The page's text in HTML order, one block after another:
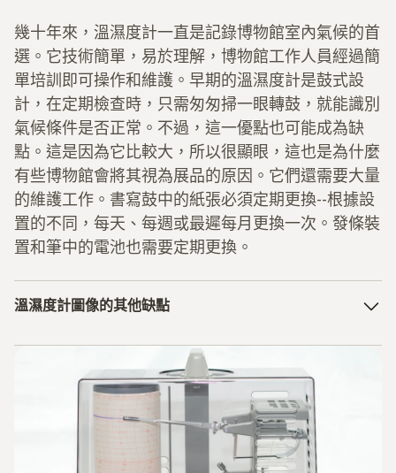
幾十年來，溫濕度計一直是記錄博物館室內氣候的首
選。它技術簡單，易於理解，博物館工作人員經過簡
單培訓即可操作和維護。早期的溫濕度計是鼓式設
計，在定期檢查時，只需匆匆掃一眼轉鼓，就能識別
氣候條件是否正常。不過，這一優點也可能成為缺
點。這是因為它比較大，所以很顯眼，這也是為什麼
有些博物館會將其視為展品的原因。它們還需要大量
的維護工作。書寫鼓中的紙張必須定期更換--根據設
置的不同，每天、每週或最遲每月更換一次。發條裝
置和筆中的電池也需要定期更換。
溫濕度計圖像的其他缺點
為了進行長期記錄，必須將每張圖像妥善歸檔。由於需要定
期維護且體積龐大，早期溫濕度計無法隨處使用。例如，展
示櫃中就沒有足夠的空間。而且由於它們對振動和位置變化
的敏感性，它們也完全不適合用於運輸監控。最後但並非最
不重要的一點是成本問題。由於每年都需要維護，每個測量
點的成本都相當高，即使由於使用壽命長，高昂的購買價格